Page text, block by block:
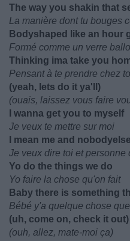
The way you shakin that
La manière dont tu bouges
Bodyshaped like an hour
Formé comme un verre
Thinking ima take you
Pensant à te prendre chez
(yeah, lets do it ya'll)
(ouais, laissez vous faire
I wanna get you to myself
Je veux te mettre sur moi
I mean me and nobodyelse
Je veux dire toi et personne
Yo do the things we do
Yo faire la chose qu'on fait
Baby there is something
Bébé y'a quelque chose
(uh, come on, check it out)
(ouh, allez, mate-moi ça)